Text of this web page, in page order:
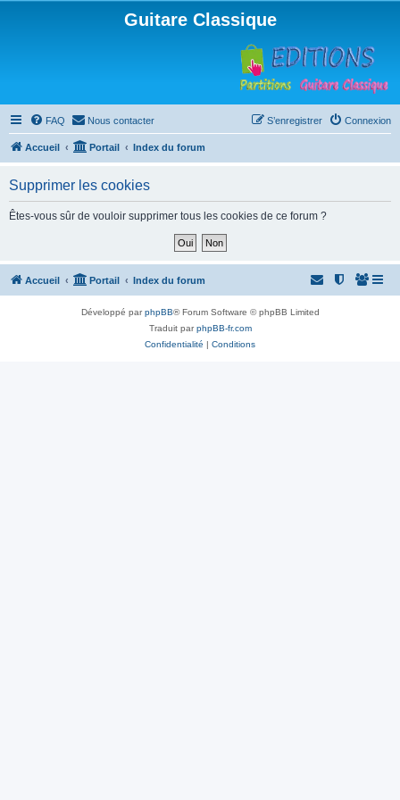
Guitare Classique
FAQ Nous contacter Connexion
S’enregistrer
Accueil Portail Index du forum
Supprimer les cookies
Êtes-vous sûr de vouloir supprimer tous les cookies de ce forum ?
Accueil Portail Index du forum
Développé parphpBB® Forum Software © phpBB Limited
Traduit parphpBB-fr.com
Confidentialité | Conditions